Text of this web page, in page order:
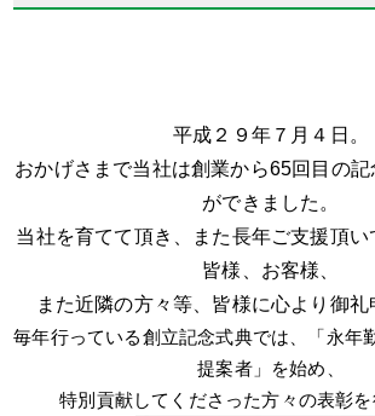
平成２９年７月４日。
おかげさまで当社は創業から65回目の記
ができました。
当社を育てて頂き、また長年ご支援頂
皆様、お客様、
また近隣の方々等、 皆様に心より御礼
毎年行っている創立記念式典では、「永年
提案者」を始め、
特別貢献してくださった方々の表彰を